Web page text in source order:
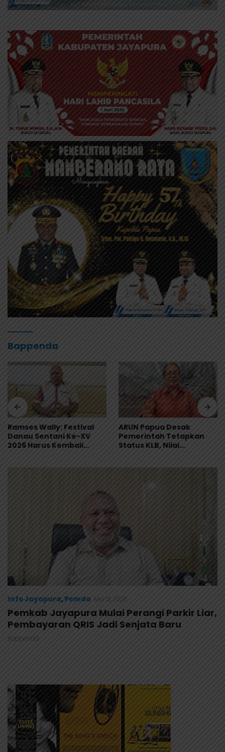
Bappenda
Ramses Wally: Festival
Danau Sentani Ke-XV
2026 Harus Kembali
ARUN Papua Desak
Pemerintah Tetapkan
Status KLB, Nilai
Info Jayapura,Pemda Mei 13, 2026
Pemkab Jayapura Mulai Perangi Parkir Liar,
Pembayaran QRIS Jadi Senjata Baru
Bappenda